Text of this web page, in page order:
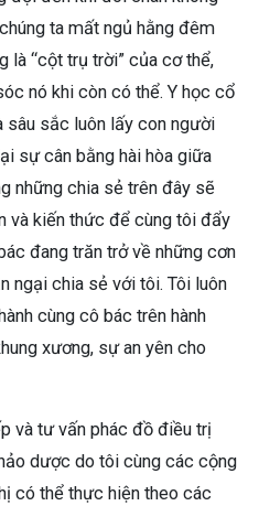
ta mất ngủ hằng đêm
là “cột trụ trời” của cơ thể,
nó khi còn có thể. Y học cổ
sâu sắc luôn lấy con người
sự cân bằng hài hòa giữa
những chia sẻ trên đây sẽ
và kiến thức để cùng tôi đẩy
đang trăn trở về những cơn
ngại chia sẻ với tôi. Tôi luôn
cùng cô bác trên hành
xương, sự an yên cho
và tư vấn phác đồ điều trị
dược do tôi cùng các cộng
có thể thực hiện theo các